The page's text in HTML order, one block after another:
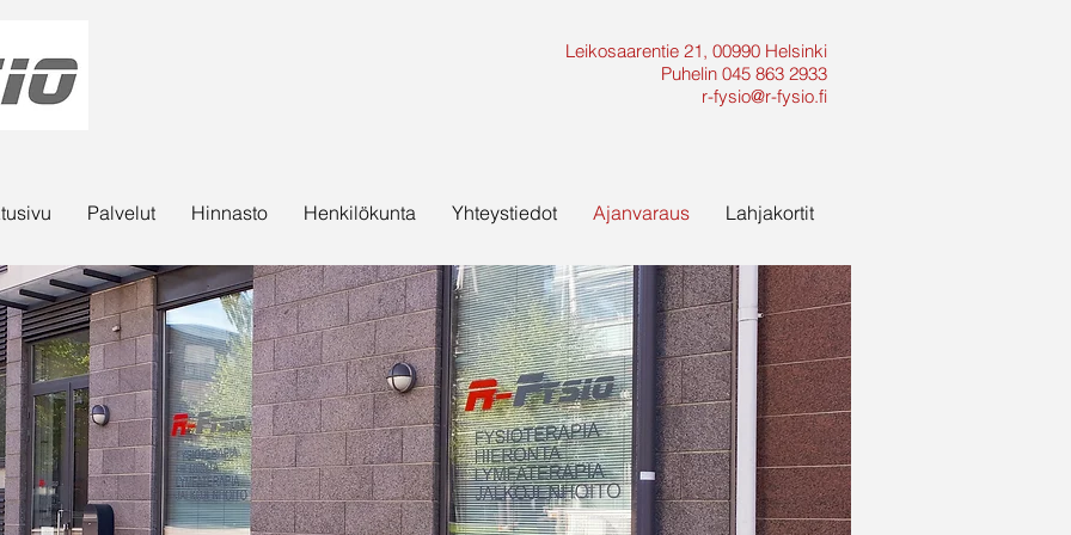
Leikosaarentie 21, 00990 Helsinki
Puhelin 045 863 2933
r-fysio@r-fysio.fi
Palvelut Hinnasto Henkilökunta Yhteystiedot Ajanvaraus Lahjakortit